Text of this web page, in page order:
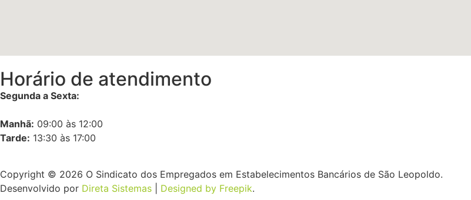
Horário de atendimento
Segunda a Sexta:
Manhã: 09:00 às 12:00
Tarde: 13:30 às 17:00
Copyright © 2026 O Sindicato dos Empregados em Estabelecimentos Bancários de São Leopoldo.
Desenvolvido por Direta Sistemas Designed by Freepik.